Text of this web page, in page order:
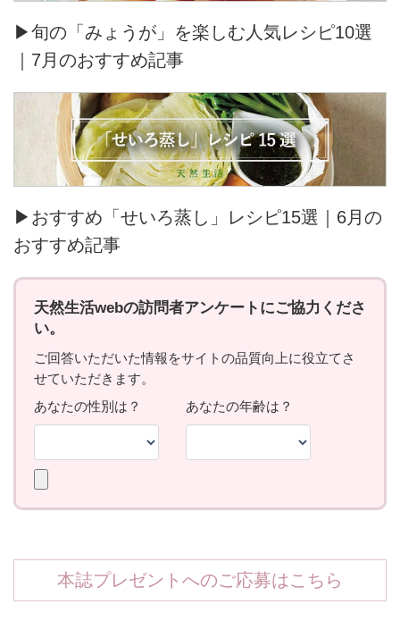
▶旬の「みょうが」を楽しむ人気レシピ10選
｜7月のおすすめ記事
▶おすすめ「せいろ蒸し」レシピ15選｜6月の
おすすめ記事
本誌プレゼントへのご応募はこちら